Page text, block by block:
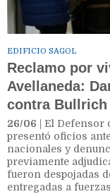
EDIFICIO SAGOL
Reclamo por
Avellaneda:
contra Bullrich
26/06 | El Defensor
presentó oficios
nacionales y
previamente
fueron despojadas
entregadas a